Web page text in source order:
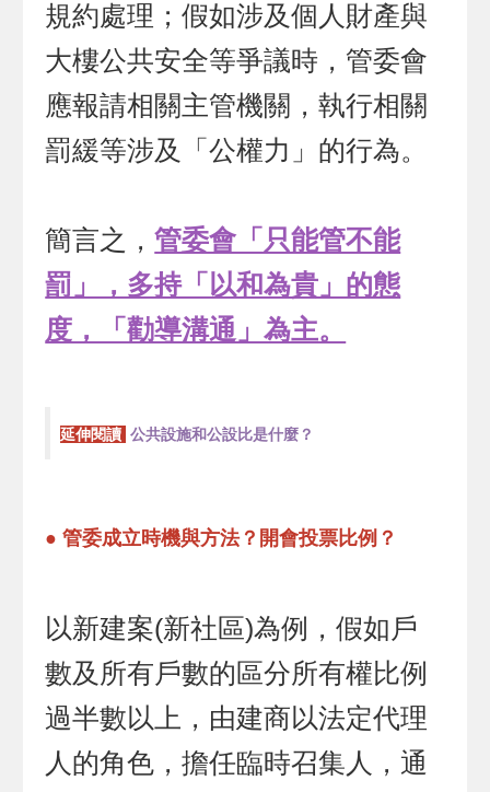
規約處理；假如涉及個人財產與
大樓公共安全等爭議時，管委會
應報請相關主管機關，執行相關
罰緩等涉及「公權力」的行為。
簡言之，管委會「只能管不能
罰」，多持「以和為貴」的態
度，「勸導溝通」為主。
延伸閱讀 公共設施和公設比是什麼？
●管委成立時機與方法？開會投票比例？
以新建案(新社區)為例，假如戶
數及所有戶數的區分所有權比例
過半數以上，由建商以法定代理
人的角色，擔任臨時召集人，通